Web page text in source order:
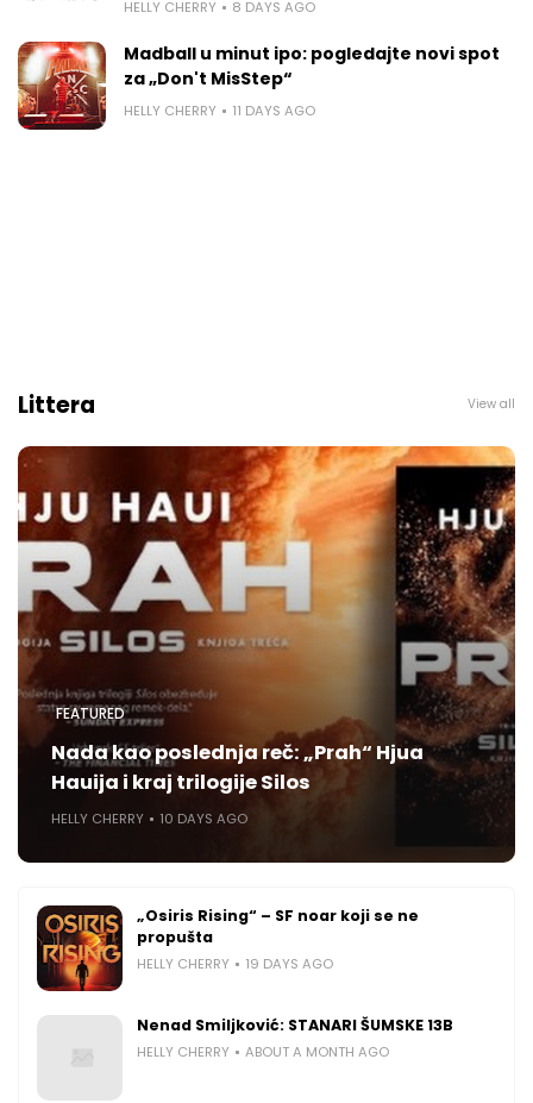
HELLY CHERRY 8 DAYS AGO
Madball u minut ipo: pogledajte novi spot
za „Don't MisStep“
HELLY CHERRY 11 DAYS AGO
Littera View all
FEATURED
Nada kao poslednja reč: „Prah“ Hjua
Hauija i kraj trilogije Silos
HELLY CHERRY 10 DAYS AGO
„Osiris Rising“ – SF noar koji se ne
propušta
HELLY CHERRY 19 DAYS AGO
Nenad Smiljković: STANARI ŠUMSKE 13B
HELLY CHERRY ABOUT A MONTH AGO